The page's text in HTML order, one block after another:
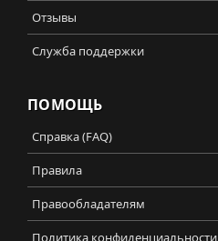
Отзывы
Служба поддержки
ПОМОЩЬ
Справка (FAQ)
Правила
Правообладателям
Политика конфиденциальности